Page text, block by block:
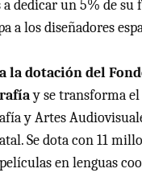
a dedicar un 5% de su
a los diseñadores
la dotación del
y se transforma
y Artes
Se dota con 11
en lenguas